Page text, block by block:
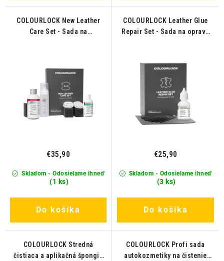
COLOURLOCK New Leather
Care Set - Sada na
Skladom - Odosielame ihneď
(1 ks)
€35,90
Do košíka
COLOURLOCK Leather Glue
Repair Set - Sada na opravu
Skladom - Odosielame ihneď
(3 ks)
€25,90
Do košíka
COLOURLOCK Stredná
čistiaca a aplikačná špongia
COLOURLOCK Profi sada
autokozmetiky na čistenie